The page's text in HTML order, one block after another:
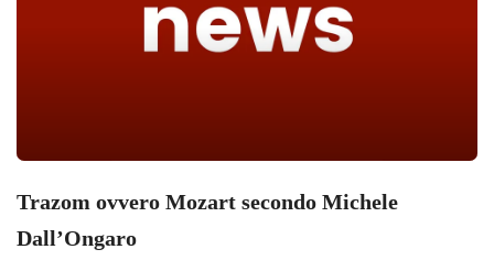
Trazom ovvero Mozart secondo Michele
Dall’Ongaro